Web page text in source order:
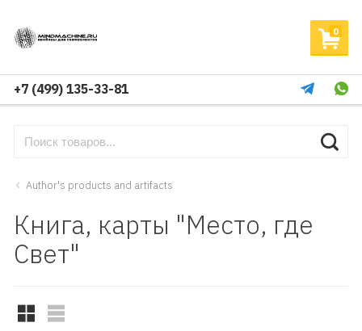
0
+7 (499) 135-33-81
Author's products and artifacts
Книга, карты "Место, где
Свет"